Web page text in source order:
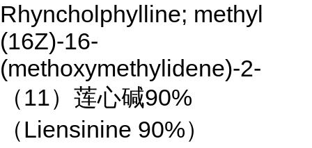
Rhyncholphylline; methyl
(16Z)-16-
(methoxymethylidene)-2-
（11）莲心碱90%
（Liensinine 90%）